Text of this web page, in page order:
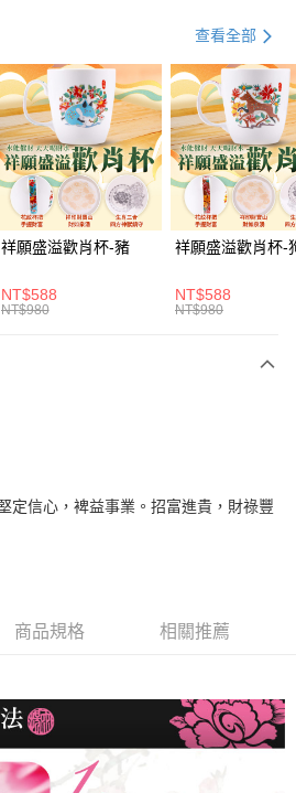
」，訂單成立後會自動跳轉到大哥付的交易
用金額請依後續交易確認頁面所載為準。
況，表示未達大哥付你分期系統評分，恕無
大哥付你分期」於每月結算日後寄送繳費提
分期」之契約關係目的，商店將以您的個人
提供予台灣大哥大進項蒐集、處理及利用，
所需資料之確認、核對及更正。
下連結：
https://oppay.tw/userRule
以下)
$4000以下)
含以上)免運費
查看全部
祥願盛溢歡肖杯-豬
NT$588
NT$980
祥願盛溢歡肖杯-
NT$588
NT$980
定信心，裨益事業。招富進貴，財祿豐
商品規格 相關推薦